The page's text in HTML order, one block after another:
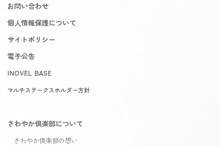
お問い合わせ
個人情報保護について
サイトポリシー
電子公告
INOVEL BASE
マルチステークスホルダー方針
さわやか倶楽部について
さわやか倶楽部の想い